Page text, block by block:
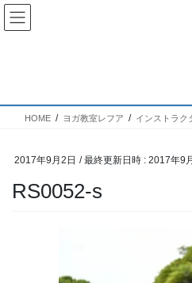
コ
ン
ス
ナ
ビ
ン
HOME ヨガ教室レフア インストラク
2017年9月2日 / 最終更新日時 : 2017年9
RS0052-s